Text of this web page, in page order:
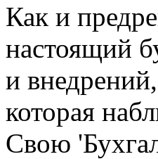
Как и
настоящий
и
которая
Свою